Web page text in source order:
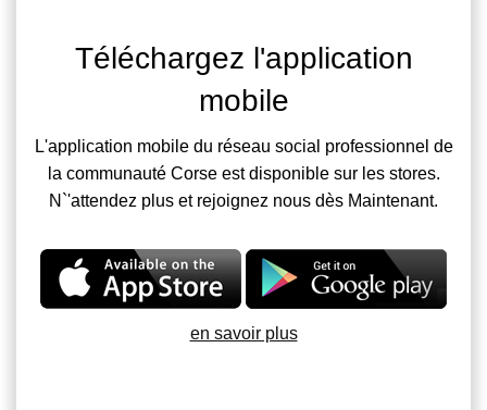
Téléchargez l'application
mobile
L'application mobile du réseau social professionnel de
la communauté Corse est disponible sur les stores.
N`'attendez plus et rejoignez nous dès Maintenant.
en savoir plus